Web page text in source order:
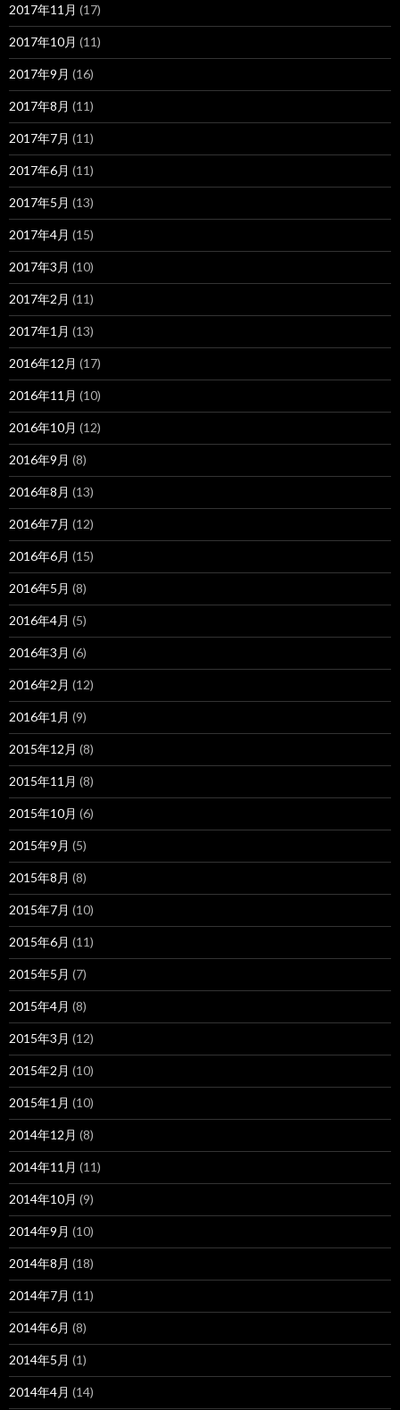
2017年11月 (17)
2017年10月 (11)
2017年9月 (16)
2017年8月 (11)
2017年7月 (11)
2017年6月 (11)
2017年5月 (13)
2017年4月 (15)
2017年3月 (10)
2017年2月 (11)
2017年1月 (13)
2016年12月 (17)
2016年11月 (10)
2016年10月 (12)
2016年9月 (8)
2016年8月 (13)
2016年7月 (12)
2016年6月 (15)
2016年5月 (8)
2016年4月 (5)
2016年3月 (6)
2016年2月 (12)
2016年1月 (9)
2015年12月 (8)
2015年11月 (8)
2015年10月 (6)
2015年9月 (5)
2015年8月 (8)
2015年7月 (10)
2015年6月 (11)
2015年5月 (7)
2015年4月 (8)
2015年3月 (12)
2015年2月 (10)
2015年1月 (10)
2014年12月 (8)
2014年11月 (11)
2014年10月 (9)
2014年9月 (10)
2014年8月 (18)
2014年7月 (11)
2014年6月 (8)
2014年5月 (1)
2014年4月 (14)